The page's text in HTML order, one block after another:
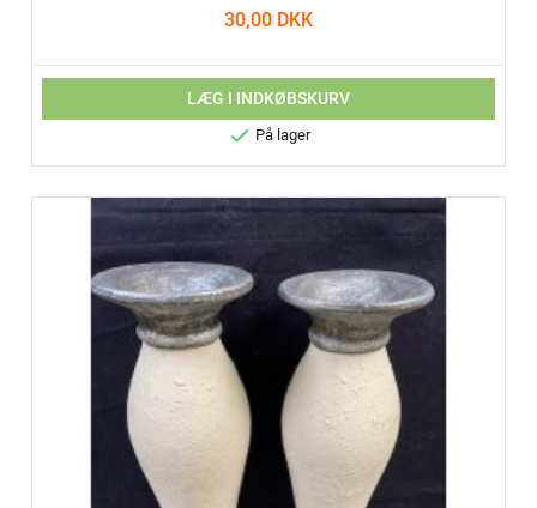
30,00 DKK
LÆG I INDKØBSKURV
 På lager